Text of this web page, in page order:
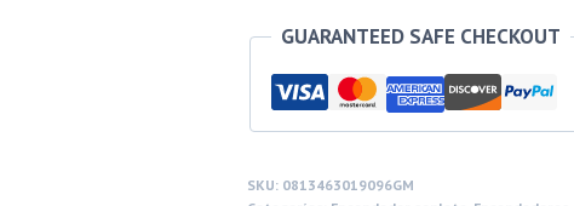
GUARANTEED SAFE CHECKOUT
SKU: 0813463019096GM